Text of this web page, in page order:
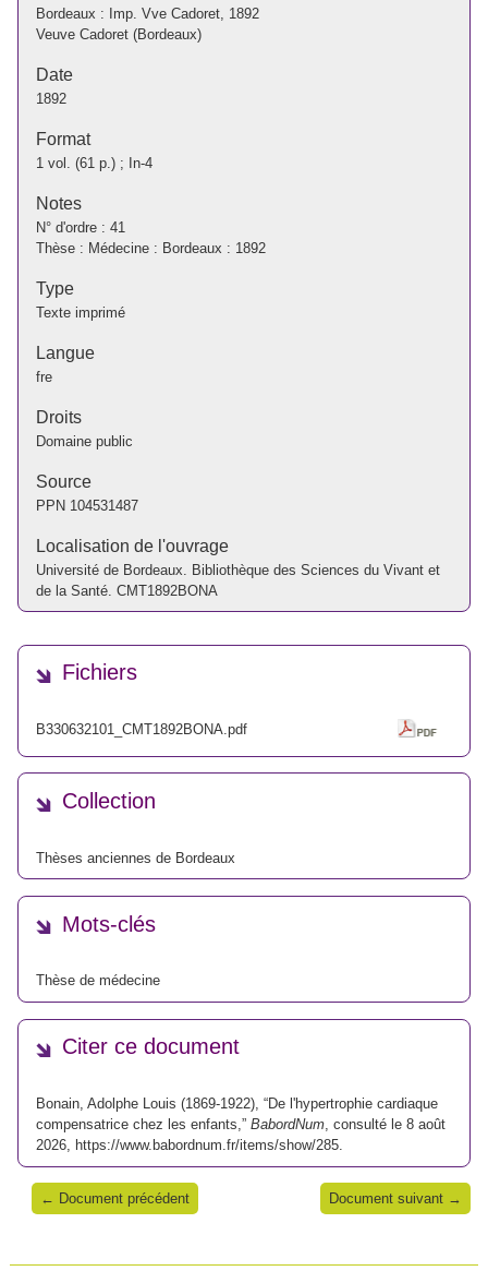
Bordeaux : Imp. Vve Cadoret, 1892
Veuve Cadoret (Bordeaux)
Date
1892
Format
1 vol. (61 p.) ; In-4
Notes
N° d'ordre : 41
Thèse : Médecine : Bordeaux : 1892
Type
Texte imprimé
Langue
fre
Droits
Domaine public
Source
PPN 104531487
Localisation de l'ouvrage
Université de Bordeaux. Bibliothèque des Sciences du Vivant et
de la Santé. CMT1892BONA
Fichiers
B330632101_CMT1892BONA.pdf
Collection
Thèses anciennes de Bordeaux
Mots-clés
Thèse de médecine
Citer ce document
Bonain, Adolphe Louis (1869-1922), “De l'hypertrophie cardiaque
compensatrice chez les enfants,” BabordNum , consulté le 8 août
2026,
https://www.babordnum.fr/items/show/285
← Document précédent Document suivant →